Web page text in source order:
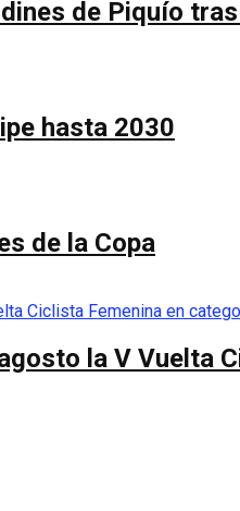
de Piquío
hasta 2030
de la Copa
la V Vuelta